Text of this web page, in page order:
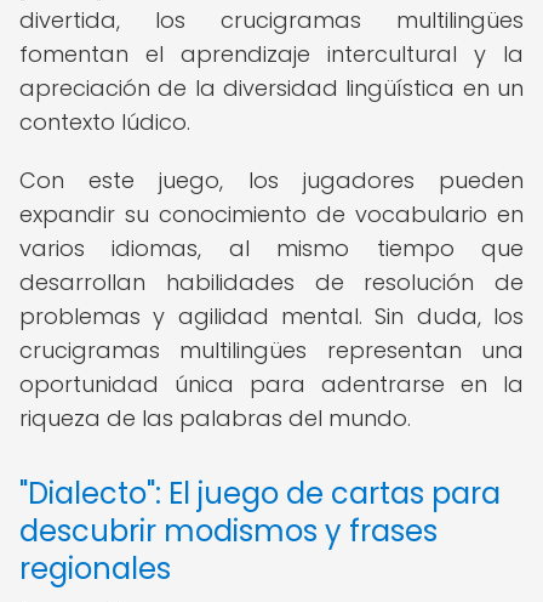
divertida, los crucigramas multilingües
fomentan el aprendizaje intercultural y la
apreciación de la diversidad lingüística en un
contexto lúdico.
Con este juego, los jugadores pueden
expandir su conocimiento de vocabulario en
varios idiomas, al mismo tiempo que
desarrollan habilidades de resolución de
problemas y agilidad mental. Sin duda, los
crucigramas multilingües representan una
oportunidad única para adentrarse en la
riqueza de las palabras del mundo.
"Dialecto": El juego de cartas para
descubrir modismos y frases
regionales